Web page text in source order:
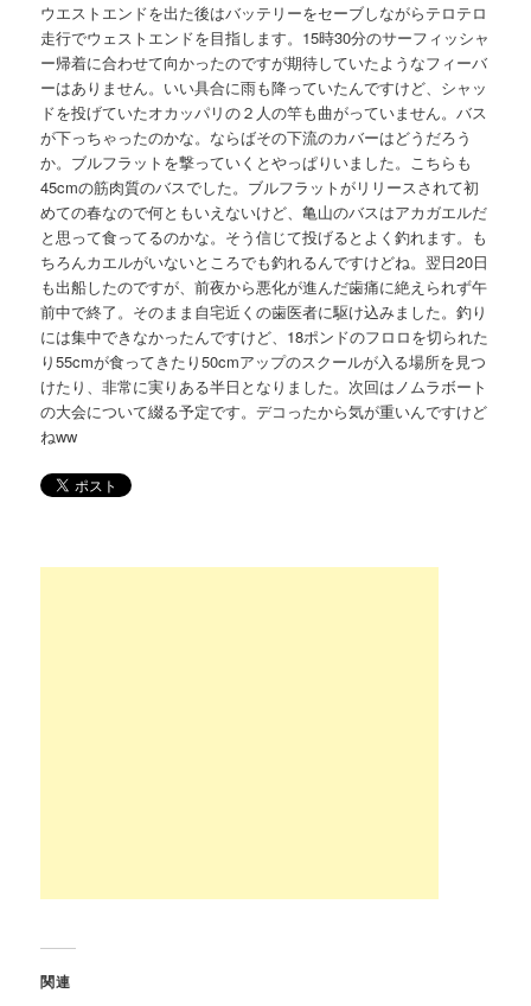
ウエストエンドを出た後はバッテリーをセーブしながらテロテロ
走行でウェストエンドを目指します。15時30分のサーフィッシャ
ー帰着に合わせて向かったのですが期待していたようなフィーバ
ーはありません。いい具合に雨も降っていたんですけど、シャッ
ドを投げていたオカッパリの２人の竿も曲がっていません。バス
が下っちゃったのかな。ならばその下流のカバーはどうだろう
か。ブルフラットを撃っていくとやっぱりいました。こちらも
45cmの筋肉質のバスでした。ブルフラットがリリースされて初
めての春なので何ともいえないけど、亀山のバスはアカガエルだ
と思って食ってるのかな。そう信じて投げるとよく釣れます。も
ちろんカエルがいないところでも釣れるんですけどね。翌日20日
も出船したのですが、前夜から悪化が進んだ歯痛に絶えられず午
前中で終了。そのまま自宅近くの歯医者に駆け込みました。釣り
には集中できなかったんですけど、18ポンドのフロロを切られた
り55cmが食ってきたり50cmアップのスクールが入る場所を見つ
けたり、非常に実りある半日となりました。次回はノムラボート
の大会について綴る予定です。デコったから気が重いんですけど
ねww
関連